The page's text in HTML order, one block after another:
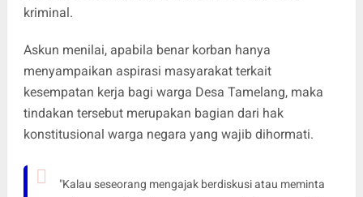
kriminal.
Askun menilai, apabila benar korban hanya
menyampaikan aspirasi masyarakat terkait
kesempatan kerja bagi warga Desa Tamelang, maka
tindakan tersebut merupakan bagian dari hak
konstitusional warga negara yang wajib dihormati.
"Kalau seseorang mengajak berdiskusi atau meminta